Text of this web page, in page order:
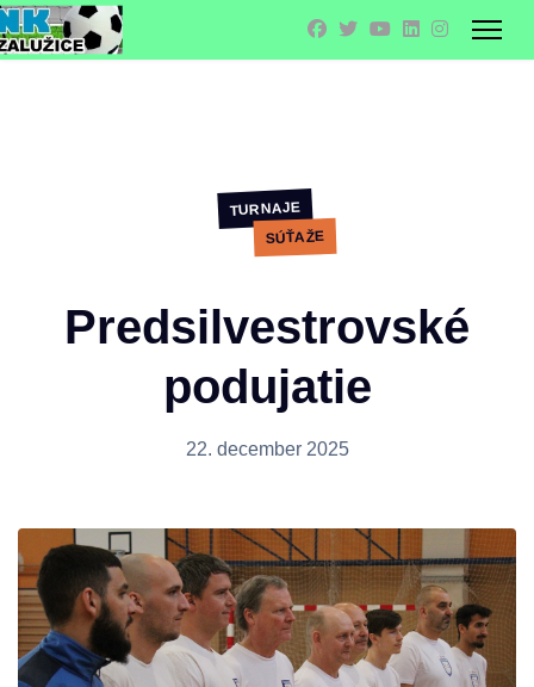
TURNAJE
SÚŤAŽE
Predsilvestrovské
podujatie
22. december 2025